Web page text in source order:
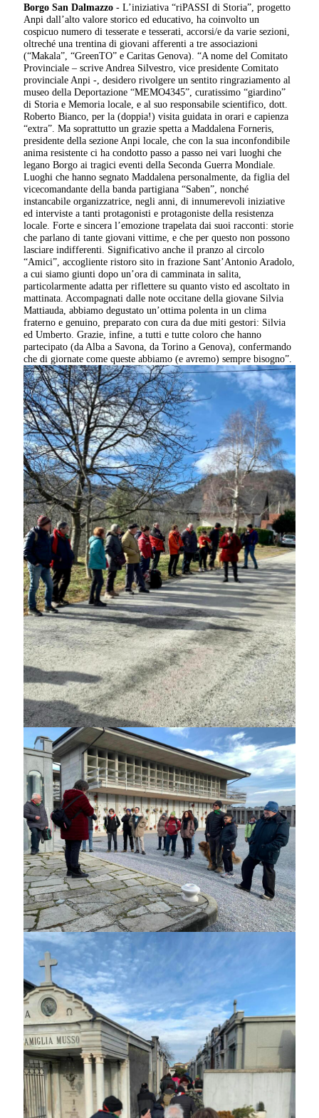
Borgo San Dalmazzo - L’iniziativa “riPASSI di Storia”, progetto
Anpi dall’alto valore storico ed educativo, ha coinvolto un
cospicuo numero di tesserate e tesserati, accorsi/e da varie sezioni,
oltreché una trentina di giovani afferenti a tre associazioni
(“Makala”, “GreenTO” e Caritas Genova). “A nome del Comitato
Provinciale – scrive Andrea Silvestro, vice presidente Comitato
provinciale Anpi -, desidero rivolgere un sentito ringraziamento al
museo della Deportazione “MEMO4345”, curatissimo “giardino”
di Storia e Memoria locale, e al suo responsabile scientifico, dott.
Roberto Bianco, per la (doppia!) visita guidata in orari e capienza
“extra”. Ma soprattutto un grazie spetta a Maddalena Forneris,
presidente della sezione Anpi locale, che con la sua inconfondibile
anima resistente ci ha condotto passo a passo nei vari luoghi che
legano Borgo ai tragici eventi della Seconda Guerra Mondiale.
Luoghi che hanno segnato Maddalena personalmente, da figlia del
vicecomandante della banda partigiana “Saben”, nonché
instancabile organizzatrice, negli anni, di innumerevoli iniziative
ed interviste a tanti protagonisti e protagoniste della resistenza
locale. Forte e sincera l’emozione trapelata dai suoi racconti: storie
che parlano di tante giovani vittime, e che per questo non possono
lasciare indifferenti. Significativo anche il pranzo al circolo
“Amici”, accogliente ristoro sito in frazione Sant’Antonio Aradolo,
a cui siamo giunti dopo un’ora di camminata in salita,
particolarmente adatta per riflettere su quanto visto ed ascoltato in
mattinata. Accompagnati dalle note occitane della giovane Silvia
Mattiauda, abbiamo degustato un’ottima polenta in un clima
fraterno e genuino, preparato con cura da due miti gestori: Silvia
ed Umberto. Grazie, infine, a tutti e tutte coloro che hanno
partecipato (da Alba a Savona, da Torino a Genova), confermando
che di giornate come queste abbiamo (e avremo) sempre bisogno”.